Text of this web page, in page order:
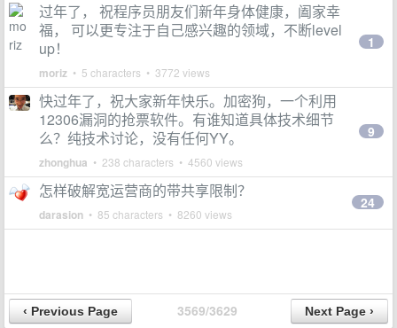
过年了， 祝程序员朋友们新年身体健康，阖家幸
福， 可以更专注于自己感兴趣的领域，不断level
up！
moriz • 5 characters • 3772 views
1
快过年了，祝大家新年快乐。加密狗，一个利用
12306漏洞的抢票软件。有谁知道具体技术细节
么？纯技术讨论，没有任何YY。
zhonghua • 238 characters • 4560 views
9
怎样破解宽运营商的带共享限制？
darasion • 85 characters • 8260 views
24
3569/3629